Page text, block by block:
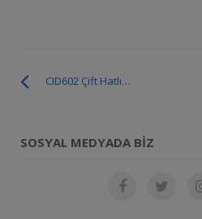
CID602 Çift Hatlı Caller Id Arayan Numarayı Tanıma Sistemi
SOSYAL MEDYADA BIZ